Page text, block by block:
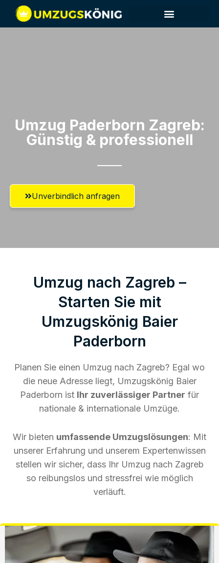
Umzug Paderborn​ Zagreb:
Günstig & professionell​
Unverbindlich anfragen
Umzug nach Zagreb –
Starten Sie mit
Umzugskönig Baier
Paderborn
Planen Sie einen Umzug nach Zagreb? Egal wo
die neue Adresse liegt, Umzugskönig Baier
Paderborn ist Ihr zuverlässiger Partner für
nationale & internationale Umzüge.
Wir bieten umfassende Umzugslösungen: Mit
unserer Erfahrung und unserem Expertenwissen
stellen wir sicher, dass Ihr Umzug nach Zagreb
so reibungslos und stressfrei wie möglich
verläuft.